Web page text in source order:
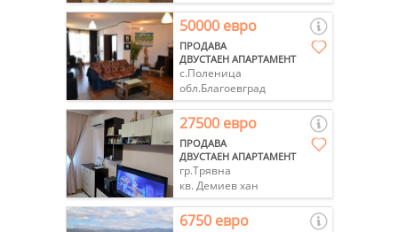
50000 евро
ПРОДАВА
ДВУСТАЕН АПАРТАМЕНТ
с.Поленица
обл.Благоевград
27500 евро
ПРОДАВА
ДВУСТАЕН АПАРТАМЕНТ
гр.Трявна
кв. Демиев хан
6750 евро